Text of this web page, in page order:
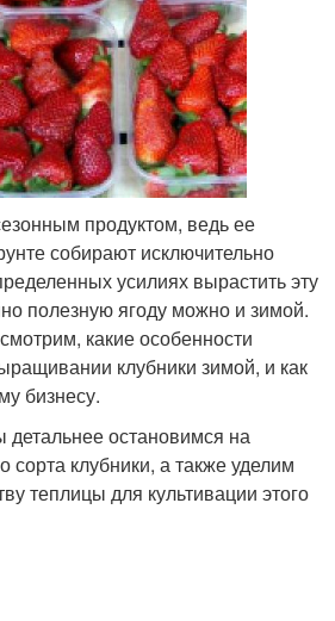
продуктом, ведь ее
собирают исключительно
усилиях вырастить эту
полезную ягоду можно и зимой.
какие особенности
клубники зимой, и как
бизнесу.
остановимся на
сорта клубники, а также уделим
теплицы для культивации этого